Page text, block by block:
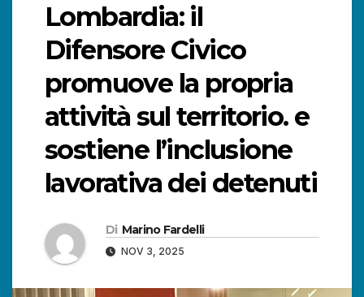
Lombardia: il
Difensore Civico
promuove la propria
attività sul territorio. e
sostiene l’inclusione
lavorativa dei detenuti
Di Marino Fardelli
NOV 3, 2025